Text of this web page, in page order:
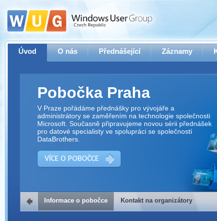
Úvod O nás Přednášející Záznamy
Pobočka Praha
V Praze pořádáme přednášky pro vývojáře a
administrátory se zaměřením na technologie společnosti
Microsoft. Současně připravujeme novou sérii přednášek
pro datové specialisty ve spolupráci se společností
DataBrothers.
VÍCE O POBOČCE
Kontakt na organizátory
Informace o pobočce Kontakt na organizátory